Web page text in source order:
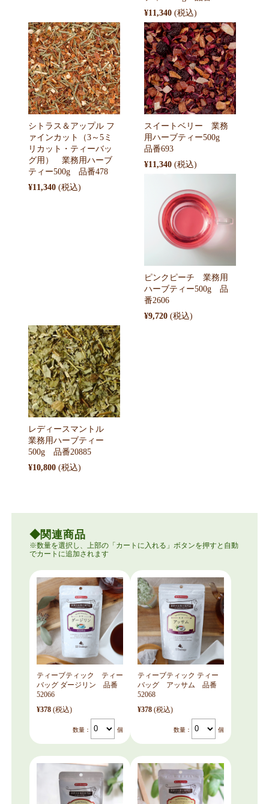
¥11,340
シトラス＆アップル フ
ァインカット（3～5ミ
リカット・ティーバッ
グ用） 業務用ハーブ
ティー500g 品番478
¥11,340
スイートベリー 業務
用ハーブティー500g
品番693
¥11,340
ピンクピーチ 業務用
ハーブティー500g 品
番2606
¥9,720
レディースマントル
業務用ハーブティー
500g 品番20885
¥10,800
関連商品
ティーブティック ティー
バッグ ダージリン 品番
52066
¥378 (税込)
数量： 個
ティーブティック ティー
バッグ アッサム 品番
52068
¥378 (税込)
数量： 個